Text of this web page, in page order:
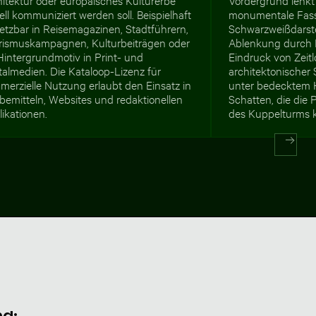
kommuniziert werden soll. Beispielhaft
in Reisemagazinen, Stadtführern,
Kulturbeiträgen oder
in Print- und
Die Kataloop-Lizenz für
Nutzung erlaubt den Einsatz in
Websites und redaktionellen
monumentale
Ablenkung durch
Eindruck von
architektonischer
unter bedecktem
Schatten, die die
des Kuppelturms